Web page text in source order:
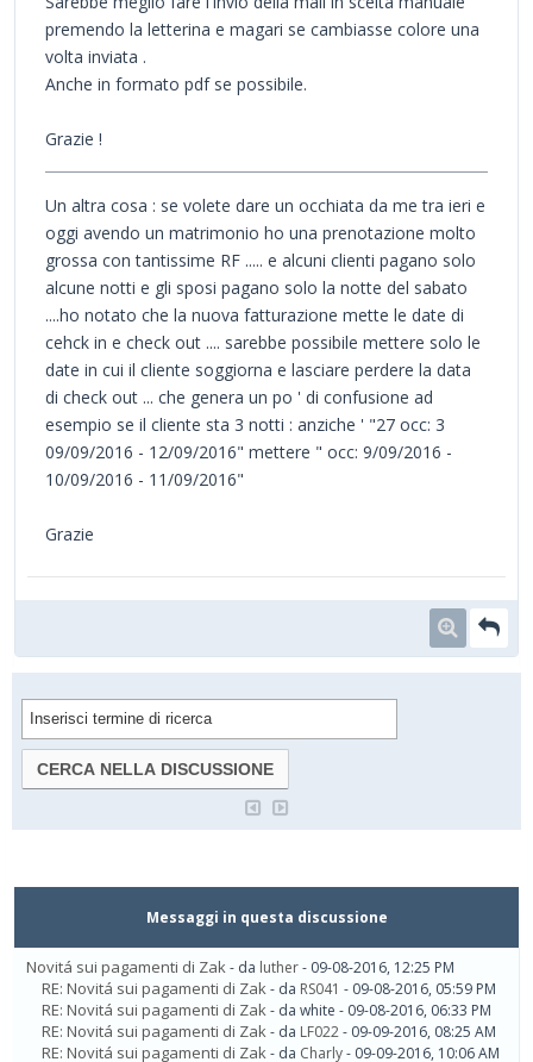
premendo la letterina e magari se cambiasse colore una
volta inviata .
Anche in formato pdf se possibile.
Grazie !
Un altra cosa : se volete dare un occhiata da me tra ieri e
oggi avendo un matrimonio ho una prenotazione molto
grossa con tantissime RF ..... e alcuni clienti pagano solo
alcune notti e gli sposi pagano solo la notte del sabato
....ho notato che la nuova fatturazione mette le date di
cehck in e check out .... sarebbe possibile mettere solo le
date in cui il cliente soggiorna e lasciare perdere la data
di check out ... che genera un po ' di confusione ad
esempio se il cliente sta 3 notti : anziche ' "27 occ: 3
09/09/2016 - 12/09/2016" mettere " occ: 9/09/2016 -
10/09/2016 - 11/09/2016"
Grazie
Messaggi in questa discussione
Novitá sui pagamenti di Zak- da luther- 09-08-2016, 12:25 PM
RE: Novitá sui pagamenti di Zak- da RS041 - 09-08-2016, 05:59 PM
RE: Novitá sui pagamenti di Zak- da white - 09-08-2016, 06:33 PM
RE: Novitá sui pagamenti di Zak- da LF022- 09-09-2016, 08:25 AM
RE: Novitá sui pagamenti di Zak- da Charly- 09-09-2016, 10:06 AM